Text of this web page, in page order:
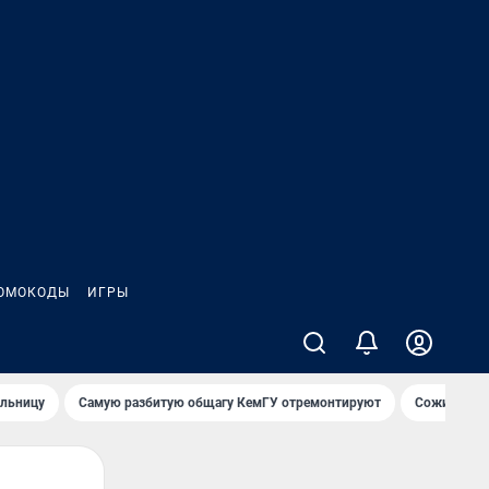
ИГРЫ
Самую разбитую общагу КемГУ отремонтируют